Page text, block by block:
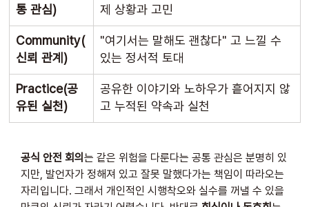
통 관심)
제 상황과 고민
Community(
신뢰 관계)
"여기서는 말해도 괜찮다" 고 느낄 수
있는 정서적 토대
Practice(공
유된 실천)
공유한 이야기와 노하우가 흩어지지 않
고 누적된 약속과 실천
공식 안전 회의 는 같은 위험을 다룬다는 공통 관심은 분명히 있
지만, 발언자가 정해져 있고 잘못 말했다가는 책임이 따라오는
자리입니다. 그래서 개인적인 시행착오와 실수를 꺼낼 수 있을